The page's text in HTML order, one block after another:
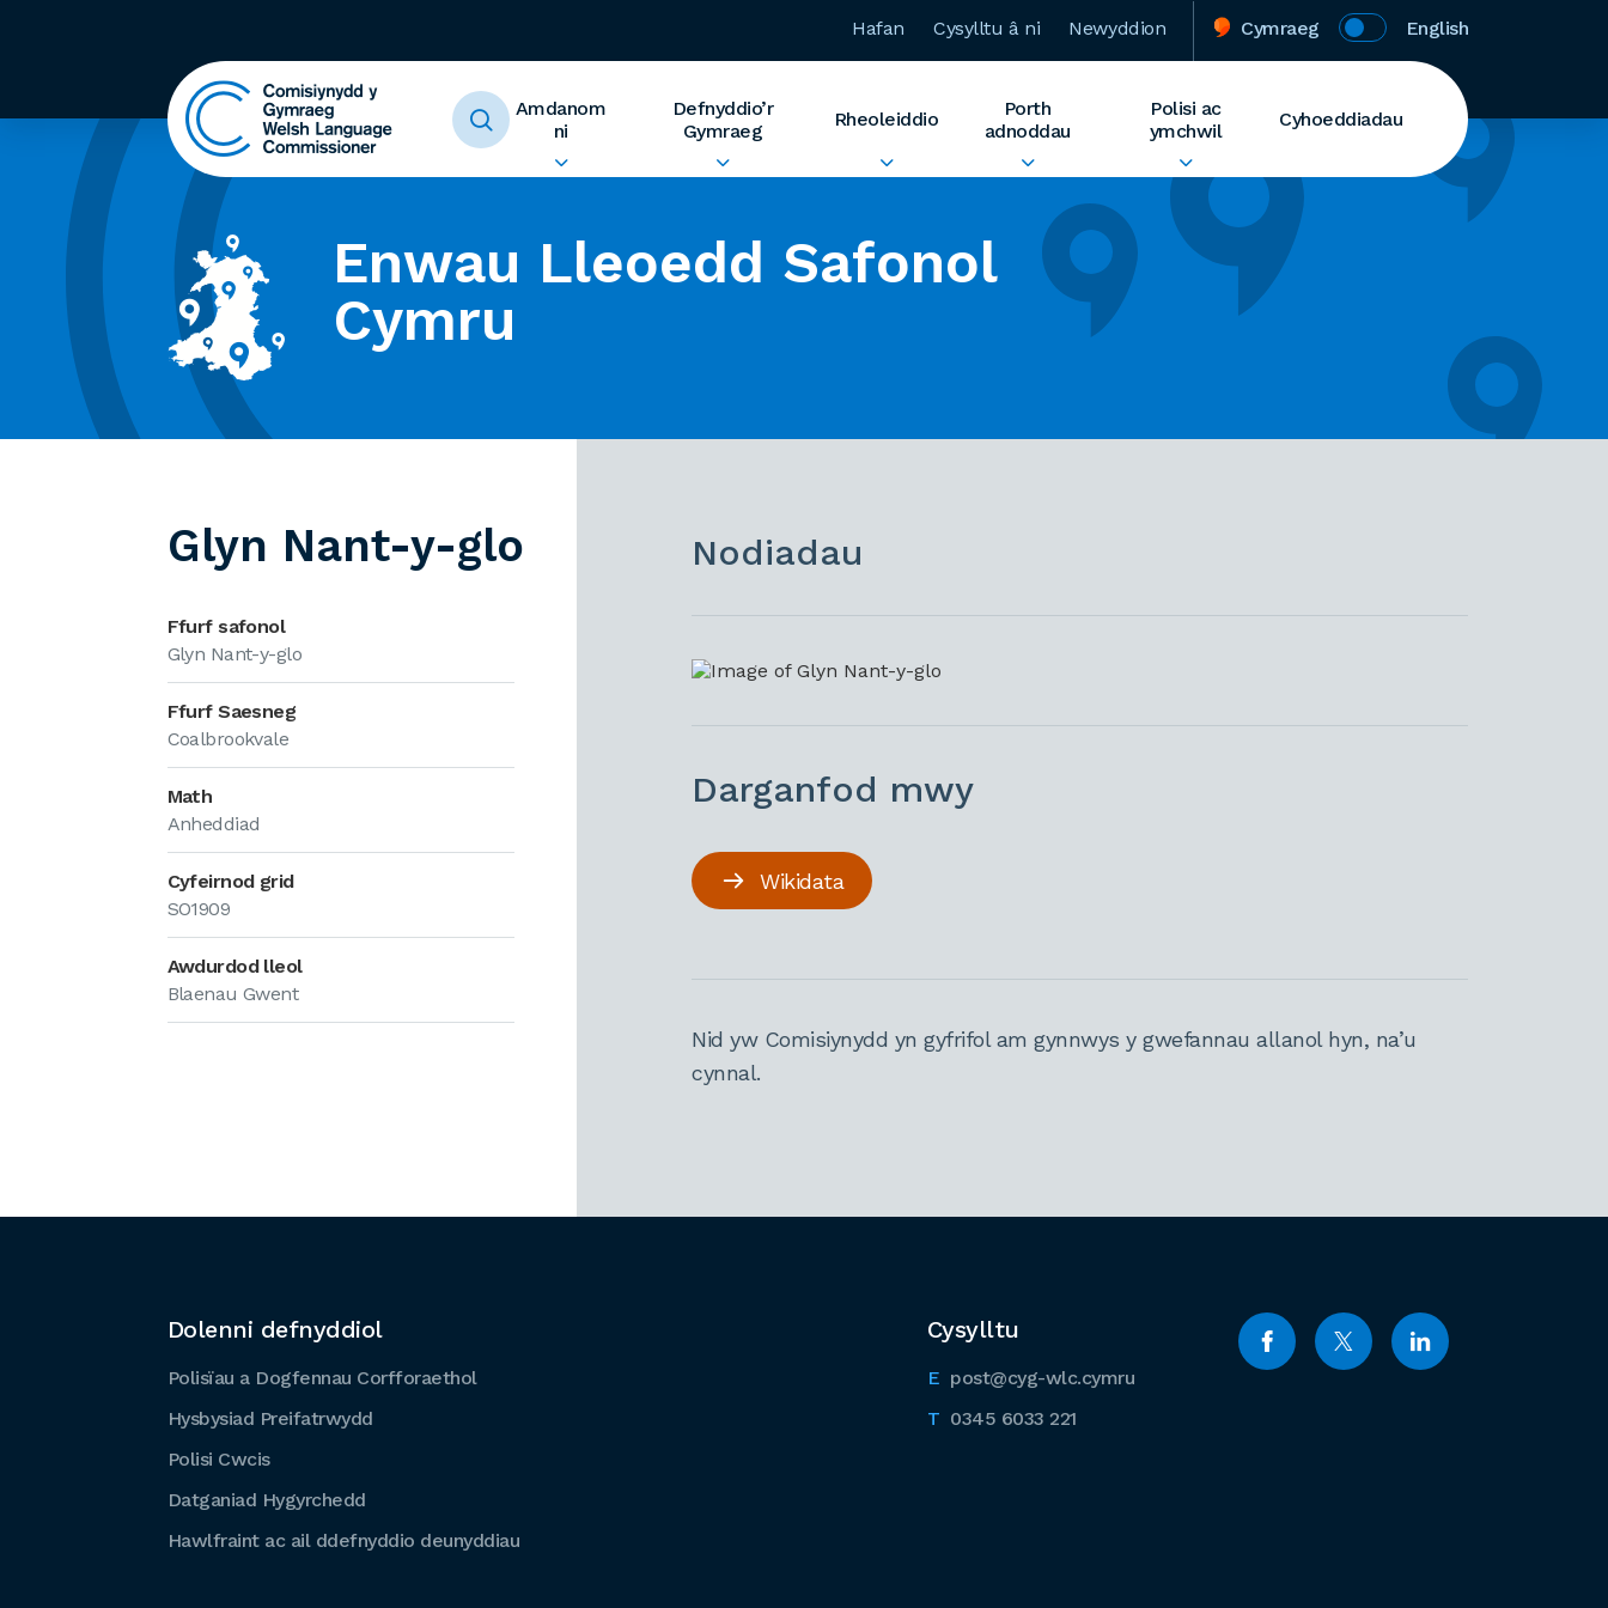
Hafan Cysylltu â ni Newyddion Cymraeg English
Amdanom
ni
Defnyddio’r
Gymraeg
Rheoleiddio
Porth
adnoddau
Polisi ac
ymchwil
Cyhoeddiadau
Enwau Lleoedd Safonol
Cymru
Glyn Nant-y-glo
Ffurf safonol
Glyn Nant-y-glo
Ffurf Saesneg
Coalbrookvale
Math
Anheddiad
Cyfeirnod grid
SO1909
Awdurdod lleol
Blaenau Gwent
Nodiadau
Darganfod mwy
Wikidata
Nid yw Comisiynydd yn gyfrifol am gynnwys y gwefannau allanol hyn, na’u
cynnal.
Cysylltu
post@cyg-wlc.cymru
0345 6033 221
Dolenni defnyddiol
Polisïau a Dogfennau Corfforaethol
Hysbysiad Preifatrwydd
Polisi Cwcis
Datganiad Hygyrchedd
Hawlfraint ac ail ddefnyddio deunyddiau